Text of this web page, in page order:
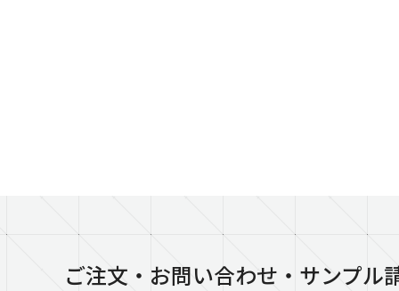
ご注文・お問い合わせ・サンプル